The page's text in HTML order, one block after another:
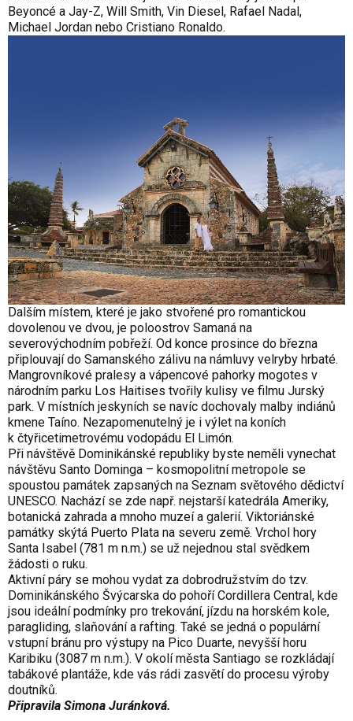
Beyoncé a Jay-Z, Will Smith, Vin Diesel, Rafael Nadal,
Michael Jordan nebo Cristiano Ronaldo.
Dalším místem, které je jako stvořené pro romantickou
dovolenou ve dvou, je poloostrov Samaná na
severovýchodním pobřeží. Od konce prosince do března
připlouvají do Samanského zálivu na námluvy velryby hrbaté.
Mangrovníkové pralesy a vápencové pahorky mogotes v
národním parku Los Haitises tvořily kulisy ve filmu Jurský
park. V místních jeskyních se navíc dochovaly malby indiánů
kmene Taíno. Nezapomenutelný je i výlet na koních
k čtyřicetimetrovému vodopádu El Limón.
Při návštěvě Dominikánské republiky byste neměli vynechat
návštěvu Santo Dominga – kosmopolitní metropole se
spoustou památek zapsaných na Seznam světového dědictví
UNESCO. Nachází se zde např. nejstarší katedrála Ameriky,
botanická zahrada a mnoho muzeí a galerií. Viktoriánské
památky skýtá Puerto Plata na severu země. Vrchol hory
Santa Isabel (781 m n.m.) se už nejednou stal svědkem
žádosti o ruku.
Aktivní páry se mohou vydat za dobrodružstvím do tzv.
Dominikánského Švýcarska do pohoří Cordillera Central, kde
jsou ideální podmínky pro trekování, jízdu na horském kole,
paragliding, slaňování a rafting. Také se jedná o populární
vstupní bránu pro výstupy na Pico Duarte, nevyšší horu
Karibiku (3087 m n.m.). V okolí města Santiago se rozkládají
tabákové plantáže, kde vás rádi zasvětí do procesu výroby
doutníků.
Připravila Simona Juránková.